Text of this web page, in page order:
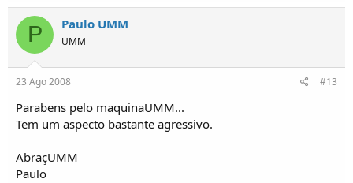
P Paulo UMM
UMM
23 Ago 2008 #13
Parabens pelo maquinaUMM...
Tem um aspecto bastante agressivo.
AbraçUMM
Paulo